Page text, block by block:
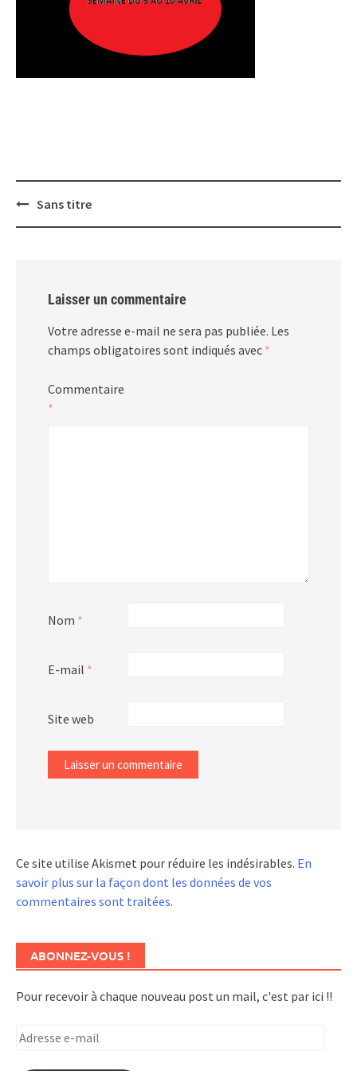
PostSans titre
Laisser un commentaire
Votre adresse e-mail ne sera pas publiée. Les
champs obligatoires sont indiqués avec *
Commentaire
*
Nom *
E-mail *
Site web
Ce site utilise Akismet pour réduire les indésirables. En
savoir plus sur la façon dont les données de vos
commentaires sont traitées.
ABONNEZ-VOUS !
Pour recevoir à chaque nouveau post un mail, c'est par ici !!
Adresse